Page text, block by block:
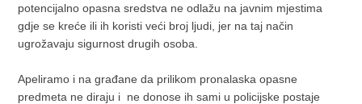
potencijalno opasna sredstva ne odlažu na javnim mjestima
gdje se kreće ili ih koristi veći broj ljudi, jer na taj način
ugrožavaju sigurnost drugih osoba.
Apeliramo i na građane da prilikom pronalaska opasne
predmeta ne diraju i ne donose ih sami u policijske postaje